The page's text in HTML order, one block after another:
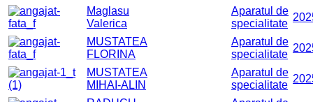
Maglasu
Valerica
Aparatul de
specialitate
MUSTATEA
FLORINA
Aparatul de
specialitate
MUSTATEA
MIHAI-ALIN
Aparatul de
specialitate